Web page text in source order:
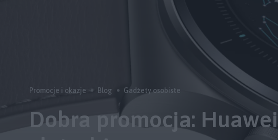
Promocje i okazje Blog Gadżety osobiste
Dobra promocja: